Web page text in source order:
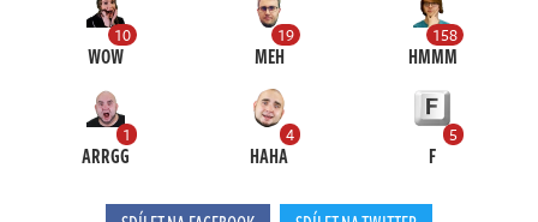
10
WOW
19
MEH
158
HMMM
1
ARRGG
4
HAHA
5
F